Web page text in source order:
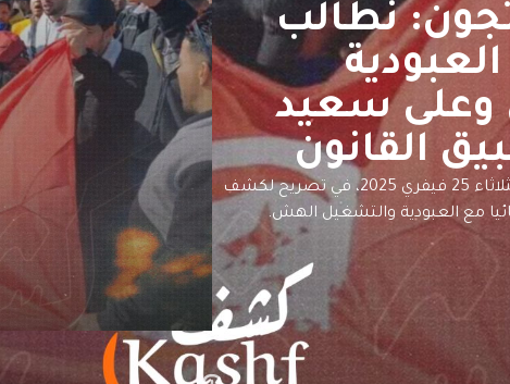
نطالب
وعلى سعيد
القانون
دعا نزار بالحاج نصر، أحد عمال المناولة، اليوم الثلاثاء 25 فيفري 2025، في تصريح لكشف
مع العبودية والتشغيل الهش.